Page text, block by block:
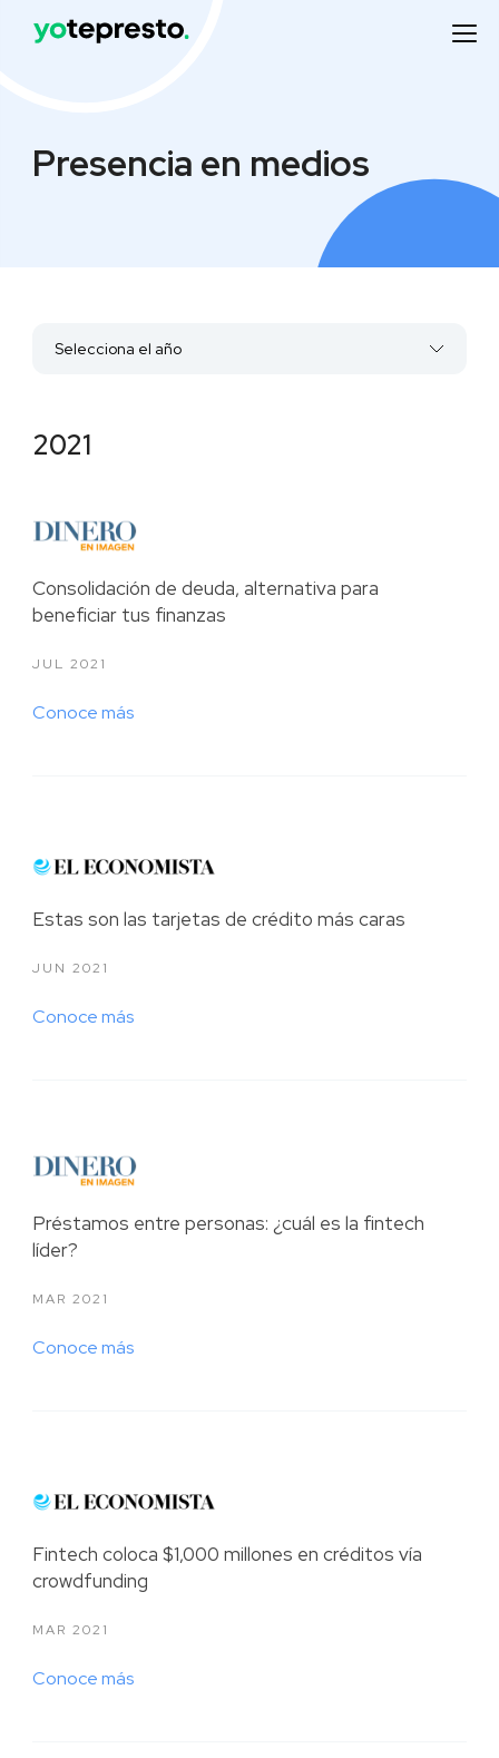
Presencia en medios
Selecciona el año
2020
2019
2021
Consolidación de deuda, alternativa para
beneficiar tus finanzas
JUL 2021
Conoce más
Estas son las tarjetas de crédito más caras
JUN 2021
Conoce más
Préstamos entre personas: ¿cuál es la fintech
líder?
MAR 2021
Conoce más
Fintech coloca $1,000 millones en créditos vía
crowdfunding
MAR 2021
Conoce más